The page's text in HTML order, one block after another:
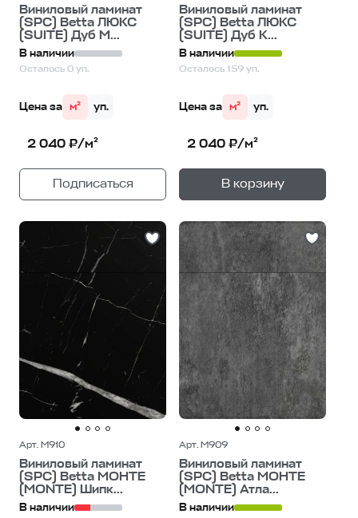
Виниловый ламинат
(SPC) Betta ЛЮКС
(SUITE) Дуб М...
В наличии
Осталось 0 уп.
Цена за м² уп.
2 040 ₽/м²
Подписаться
Виниловый ламинат
(SPC) Betta ЛЮКС
(SUITE) Дуб К...
В наличии
Осталось 159 уп.
Цена за м² уп.
2 040 ₽/м²
В корзину
— 1уп.
Арт. M910
Виниловый ламинат
(SPC) Betta МОНТЕ
(MONTE) Шипк...
В наличии
Арт. M909
Виниловый ламинат
(SPC) Betta МОНТЕ
(MONTE) Атла...
В наличии